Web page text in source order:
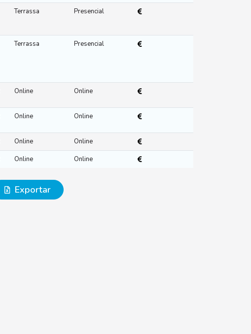
Terrassa Presencial
Terrassa Presencial
Online Online
Online Online
Online
Online
Online Online
Exportar